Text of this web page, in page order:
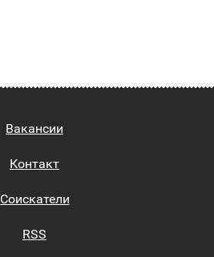
Вакансии
Контакт
Соискатели
RSS